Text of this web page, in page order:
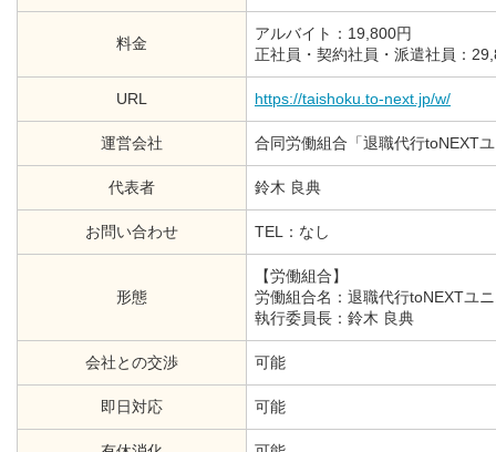
料金
アルバイト：19,800円
正社員・契約社員・派遣社員：
URL https://taishoku.to-next.jp/w/
運営会社 合同労働組合「退職代行toNEXT
代表者 鈴木 良典
お問い合わせ TEL：なし
形態
【労働組合】
労働組合名：退職代行toNEXTユ
執行委員長：鈴木 良典
会社との交渉 可能
即日対応 可能